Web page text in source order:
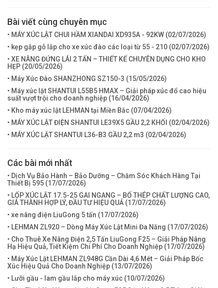
Bài viết cùng chuyên mục
• MÁY XÚC LẬT CHUI HẦM XIANDAI XD935A - 92KW (02/07/2026)
• kẹp gắp gỗ lắp cho xe xúc đào các loại từ 55 - 210 (02/07/2026)
• XE NÂNG ĐỨNG LÁI 2 TẤN – THIẾT KẾ CHUYÊN DỤNG CHO KHO
HẸP (20/05/2026)
• Máy Xúc Đào SHANZHONG SZ150-3 (15/05/2026)
• Máy xúc lật SHANTUI L55B5 HMAX – Giải pháp xúc đổ cao hiệu
suất vượt trội cho doanh nghiệp (16/04/2026)
• Kho máy xúc lật LEHMAN tại Miền Bắc (07/04/2026)
• MÁY XÚC LẬT ĐIỆN SHANTUI LE39X5 GẦU 2,2 KHỐI (02/04/2026)
• MÁY XÚC LẬT SHANTUI L36-B3 GẦU 2,2 m3 (02/04/2026)
Các bài mới nhất
• Dịch Vụ Bảo Hành – Bảo Dưỡng – Chăm Sóc Khách Hàng Tại
Thiết Bị 595 (17/07/2026)
• LỐP XÚC LẬT 17.5-25 GAI NGANG – BỐ THÉP CHẤT LƯỢNG CAO,
GIÁ THÀNH HỢP LÝ, ĐẦU TƯ HIỆU QUẢ (17/07/2026)
• xe nâng điện LiuGong 5 tấn (17/07/2026)
• LEHMAN ZL920 – Dòng Máy Xúc Lật Mini Đa Năng (17/07/2026)
• Cho Thuê Xe Nâng Điện 2,5 Tấn LiuGong F25 – Giải Pháp Nâng
Hạ Hiệu Quả, Tiết Kiệm Chi Phí Cho Doanh Nghiệp (17/07/2026)
• Máy Xúc Lật LEHMAN ZL948G Cần Dài 4,6 Mét – Giải Pháp Bốc
Xúc Hiệu Quả Cho Doanh Nghiệp (13/07/2026)
• Lưỡi gầu - lam gầu lắp cho máy xúc (10/07/2026)